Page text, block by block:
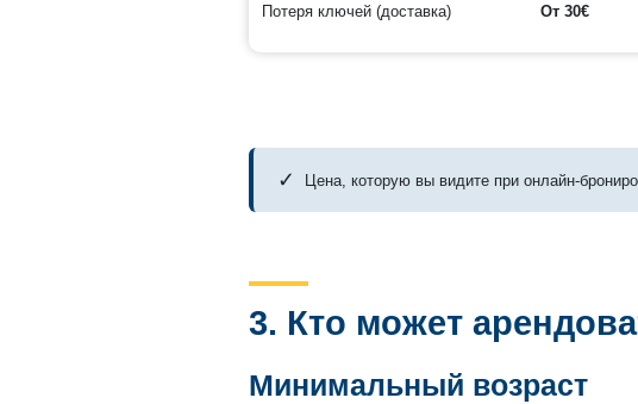
Потеря ключей (доставка) От 30€
✓ Цена, которую вы видите при онлайн-
3. Кто может
Минимальный возраст